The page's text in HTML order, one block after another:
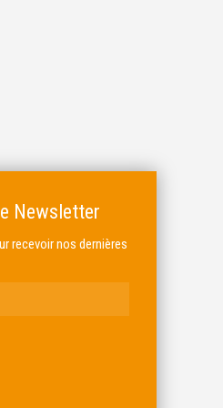
Newsletter
recevoir nos dernières